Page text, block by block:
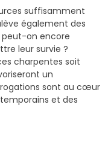
suffisamment
également des
peut-on encore
leur survie ?
charpentes soit
un
sont au cœur
et des